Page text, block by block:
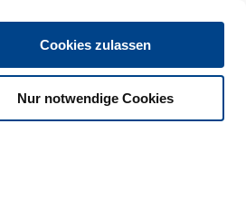
Cookies zulassen
Nur notwendige Cookies